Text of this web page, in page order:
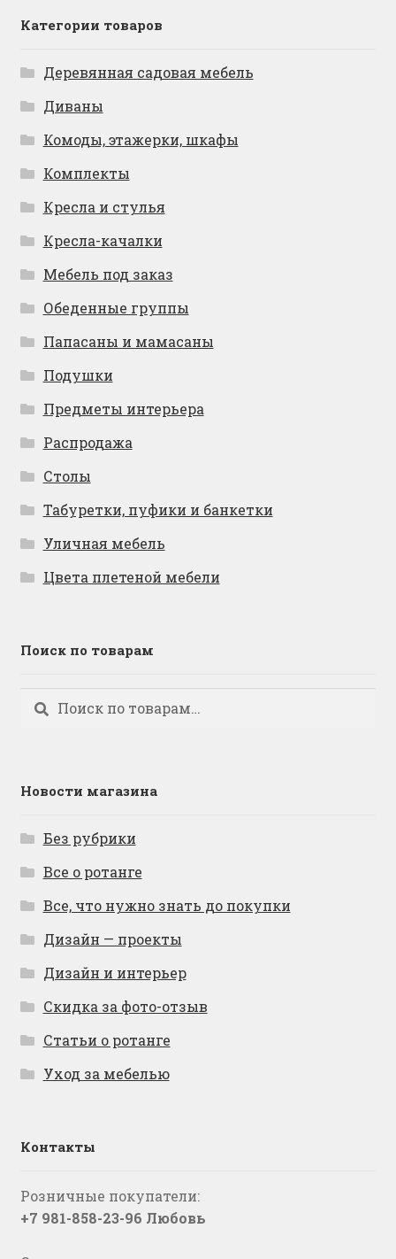
Категории товаров
Деревянная садовая мебель
Диваны
Комоды, этажерки, шкафы
Комплекты
Кресла и стулья
Кресла-качалки
Мебель под заказ
Обеденные группы
Папасаны и мамасаны
Подушки
Предметы интерьера
Распродажа
Столы
Табуретки, пуфики и банкетки
Уличная мебель
Цвета плетеной мебели
Поиск по товарам
Искать:
Поиск
Новости магазина
Без рубрики
Все о ротанге
Все, что нужно знать до покупки
Дизайн — проекты
Дизайн и интерьер
Скидка за фото-отзыв
Статьи о ротанге
Уход за мебелью
Контакты
Розничные покупатели:
+7 981-858-23-96 Любовь